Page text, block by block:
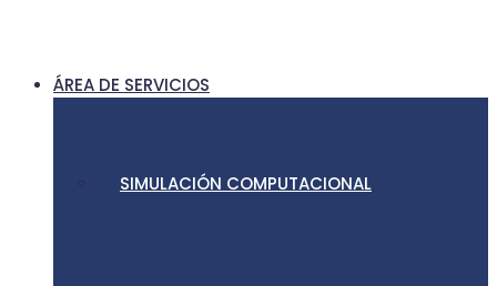
ÁREA DE SERVICIOS
SIMULACIÓN COMPUTACIONAL